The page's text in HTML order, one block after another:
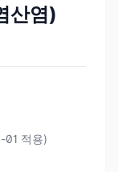
산염)
01 적용)